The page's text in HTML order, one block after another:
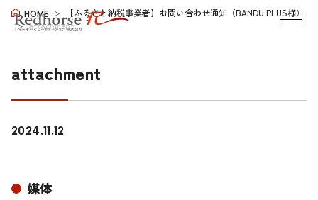
HOME
【ふるさと納税事業者】お問い合わせ通知（BANDU PLUS様）
attachment
attachment
媒体
2024.11.12